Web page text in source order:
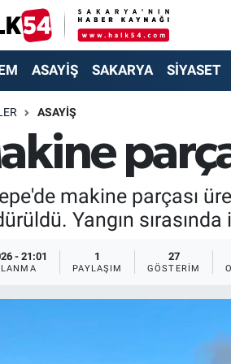
ASAYİŞ SAKARYA SİYASET
ASAYİŞ
makine parçası
Yangın
- 21:01 1
PAYLAŞIM
27
GÖSTERIM
Eczaneler
Yoğunluk Haritası
Durumu ve Fikstür